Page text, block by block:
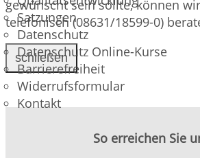
Satzungen
Datenschutz
Datenschutz Online-Kurse
Barrierefreiheit
Widerrufsformular
Kontakt
gewünscht sein sollte, können
telefonisch (08631/18599-0)
schließen
So erreichen Sie